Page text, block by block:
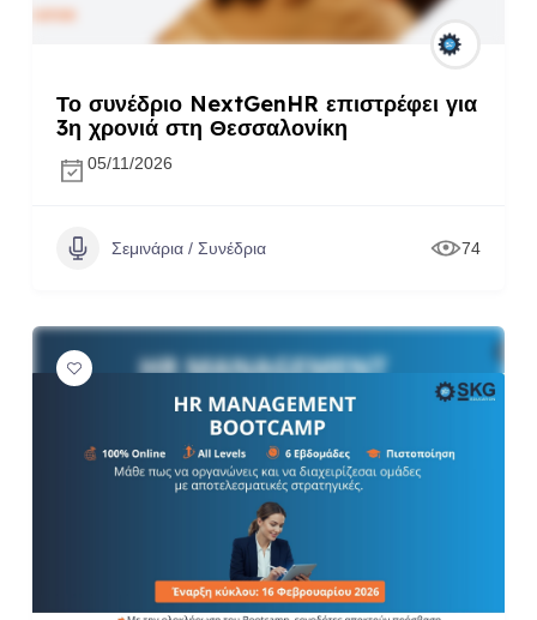
Το συνέδριο NextGenHR επιστρέφει για
3η χρονιά στη Θεσσαλονίκη
05/11/2026
Σεμινάρια / Συνέδρια 74